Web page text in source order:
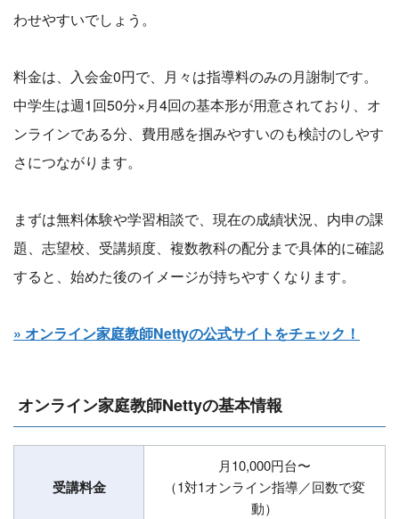
わせやすいでしょう。
料金は、入会金0円で、月々は指導料のみの月謝制です。
中学生は週1回50分×月4回の基本形が用意されており、オ
ンラインである分、費用感を掴みやすいのも検討のしやす
さにつながります。
まずは無料体験や学習相談で、現在の成績状況、内申の課
題、志望校、受講頻度、複数教科の配分まで具体的に確認
すると、始めた後のイメージが持ちやすくなります。
» オンライン家庭教師Nettyの公式サイトをチェック！
オンライン家庭教師Nettyの基本情報
受講料金
月10,000円台〜
（1対1オンライン指導／回数で変
動）